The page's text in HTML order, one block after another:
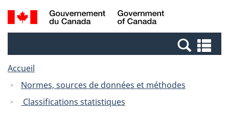
Passer
au
Passer
à
Canada
Recherche
et
et
Accueil
Normes, sources de données et méthodes
Classifications statistiques